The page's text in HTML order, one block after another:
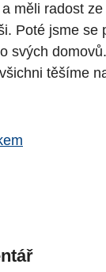
měli radost
Poté jsme se
svých
těšíme